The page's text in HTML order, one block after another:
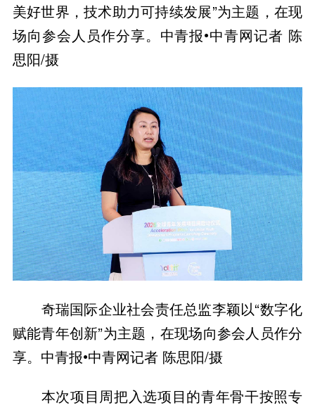
美好世界，技术助力可持续发展”为主题，在现
场向参会人员作分享。中青报•中青网记者 陈
思阳/摄
奇瑞国际企业社会责任总监李颖以“数字化
赋能青年创新”为主题，在现场向参会人员作分
享。中青报•中青网记者 陈思阳/摄
本次项目周把入选项目的青年骨干按照专